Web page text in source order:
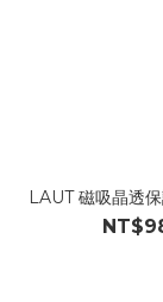
LAUT 磁吸晶透保